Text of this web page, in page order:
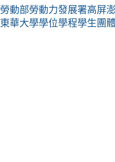
勞動部勞動力發展署高屏
東華大學學位學程學生團